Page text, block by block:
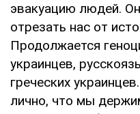
эвакуацию людей.
отрезать нас от
Продолжается
украинцев,
греческих
лично, что мы